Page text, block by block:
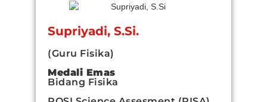
Supriyadi, S.Si.
(Guru Fisika)
Medali Emas
Bidang Fisika